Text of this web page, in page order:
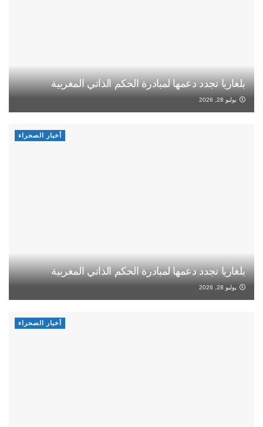
بلغاريا تجدد دعمها لمبادرة الحكم الذاتي المغربية
يوليو 28, 2026
أخبار الصحراء
بلغاريا تجدد دعمها لمبادرة الحكم الذاتي المغربية
يوليو 28, 2026
أخبار الصحراء